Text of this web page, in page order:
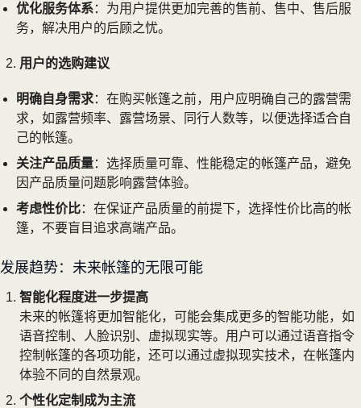
优化服务体系：为用户提供更加完善的售前、售中、售后服
务，解决用户的后顾之忧。
用户的选购建议
明确自身需求：在购买帐篷之前，用户应明确自己的露营需
求，如露营频率、露营场景、同行人数等，以便选择适合自
己的帐篷。
关注产品质量：选择质量可靠、性能稳定的帐篷产品，避免
因产品质量问题影响露营体验。
考虑性价比：在保证产品质量的前提下，选择性价比高的帐
篷，不要盲目追求高端产品。
发展趋势：未来帐篷的无限可能
智能化程度进一步提高
未来的帐篷将更加智能化，可能会集成更多的智能功能，如
语音控制、人脸识别、虚拟现实等。用户可以通过语音指令
控制帐篷的各项功能，还可以通过虚拟现实技术，在帐篷内
体验不同的自然景观。
个性化定制成为主流